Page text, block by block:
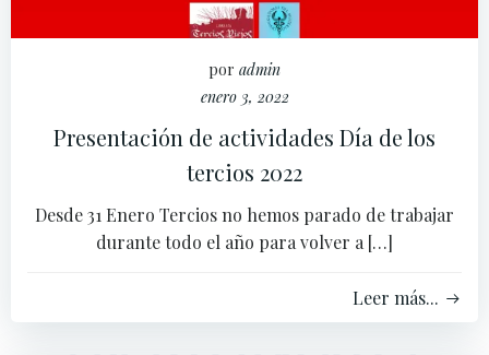
por admin
enero 3, 2022
Presentación de actividades Día de los
tercios 2022
Desde 31 Enero Tercios no hemos parado de trabajar
durante todo el año para volver a […]
Leer más...